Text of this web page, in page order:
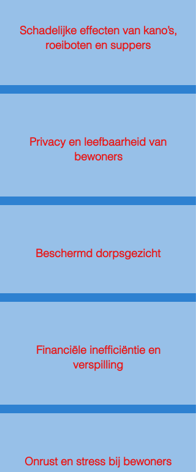
Schadelijke effecten van kano’s,
roeiboten en suppers
Privacy en leefbaarheid van
bewoners
Beschermd dorpsgezicht
Financiële inefficiëntie en
verspilling
Onrust en stress bij bewoners